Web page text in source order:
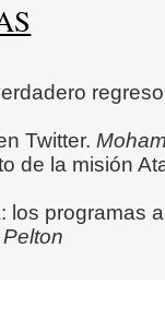
Twitter.
de la misión
los programas